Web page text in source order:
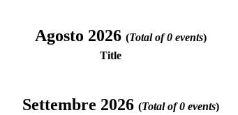
Agosto 2026 (Total of 0 events)
Title
Settembre 2026 (Total of 0 events)